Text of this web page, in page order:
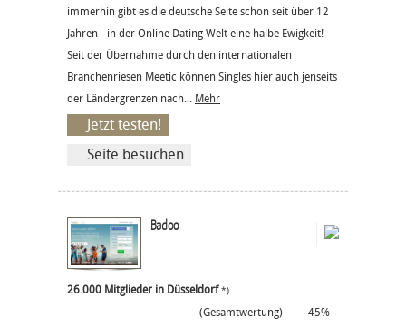
immerhin gibt es die deutsche Seite schon seit über 12
Jahren - in der Online Dating Welt eine halbe Ewigkeit!
Seit der Übernahme durch den internationalen
Branchenriesen Meetic können Singles hier auch jenseits
der Ländergrenzen nach... Mehr
Jetzt testen!
Seite besuchen
Badoo
26.000 Mitglieder in Düsseldorf*)
(Gesamtwertung)
45%